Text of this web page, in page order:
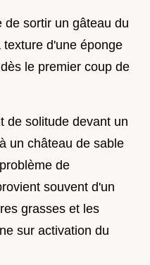
de sortir un gâteau du
d'une éponge
le premier coup de
de solitude devant un
un château de sable
de
souvent d'un
grasses et les
sur activation du